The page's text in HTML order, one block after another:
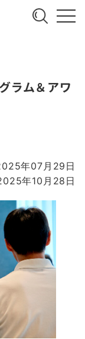
ラム＆アワ
年07月29日
年10月28日